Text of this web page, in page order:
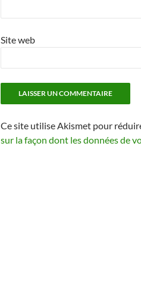
Site web
Ce site utilise Akismet pour
sur la façon dont les données de